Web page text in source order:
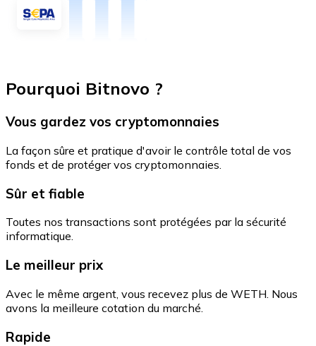
Pourquoi Bitnovo ?
Vous gardez vos cryptomonnaies
La façon sûre et pratique d'avoir le contrôle total de vos
fonds et de protéger vos cryptomonnaies.
Sûr et fiable
Toutes nos transactions sont protégées par la sécurité
informatique.
Le meilleur prix
Avec le même argent, vous recevez plus de WETH. Nous
avons la meilleure cotation du marché.
Rapide